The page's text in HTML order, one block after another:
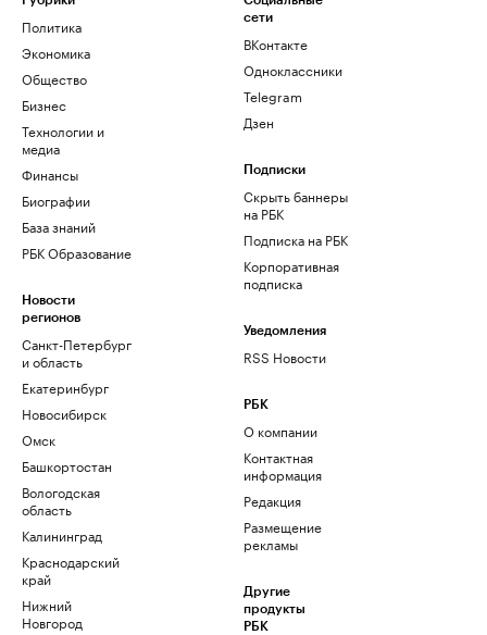
Политика
Экономика
Общество
Бизнес
Технологии и
медиа
Финансы
Биографии
База знаний
РБК Образование
Новости
регионов
Санкт-Петербург
и область
Екатеринбург
Новосибирск
Омск
Башкортостан
Вологодская
область
Калининград
Краснодарский
край
Нижний
Новгород
сети
ВКонтакте
Одноклассники
Telegram
Дзен
Подписки
Скрыть баннеры
на РБК
Подписка на РБК
Корпоративная
подписка
Уведомления
RSS Новости
РБК
О компании
Контактная
информация
Редакция
Размещение
рекламы
Другие
продукты
РБК